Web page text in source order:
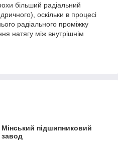
більший радіальний
оскільки в процесі
радіального проміжку
натягу між внутрішнім
Мінський підшипниковий
завод